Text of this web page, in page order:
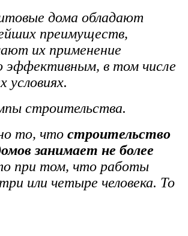
дома обладают
преимуществ,
их применение
эффективным, в том числе
условиях.
строительства.
то, что строительство
занимает не более
при том, что работы
или четыре человека. То